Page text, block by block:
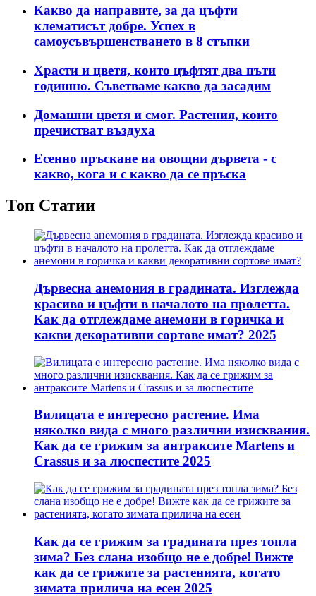
Какво да направите, за да цъфти
клематисът добре. Успех в
самоусъвършенстването в 8 стъпки
Храсти и цветя, които цъфтят два пъти
годишно. Съветваме какво да засадим
Домашни цветя и смог. Растения, които
пречистват въздуха
Есенно пръскане на овощни дървета - с
какво, кога и с какво да се пръска
Топ Статии
Дървесна анемония в градината. Изглежда
красиво и цъфти в началото на пролетта.
Как да отглеждаме анемони в горичка и
какви декоративни сортове имат? 2025
Вилицата е интересно растение. Има
няколко вида с много различни изисквания.
Как да се грижим за антраксите Martens и
Crassus и за люспестите 2025
Как да се грижим за градината през топла
зима? Без слана изобщо не е добре! Вижте
как да се грижите за растенията, когато
зимата прилича на есен 2025